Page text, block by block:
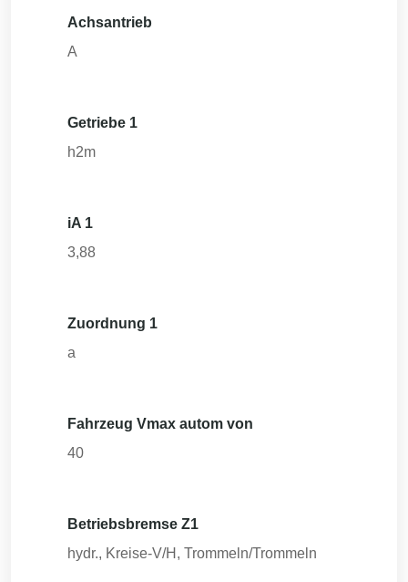
Achsantrieb
A
Getriebe 1
h2m
iA 1
3,88
Zuordnung 1
a
Fahrzeug Vmax autom von
40
Betriebsbremse Z1
hydr., Kreise-V/H, Trommeln/Trommeln